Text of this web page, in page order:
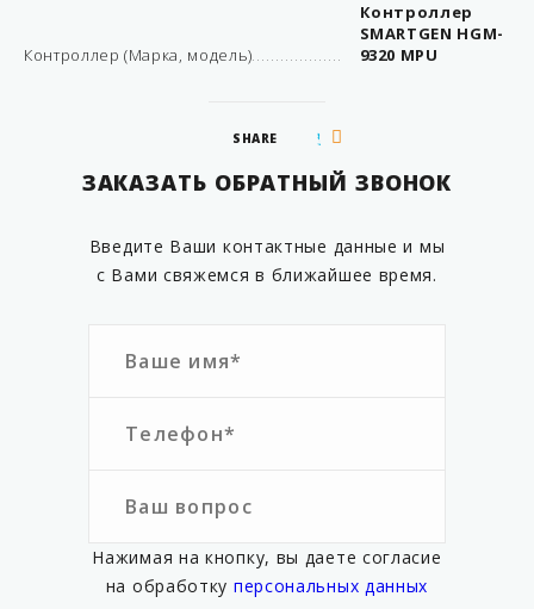
Контроллер (Марка, модель)
Контроллер
SMARTGEN HGM-
9320 MPU
SHARE
ЗАКАЗАТЬ ОБРАТНЫЙ ЗВОНОК
Введите Ваши контактные данные и мы
с Вами свяжемся в ближайшее время.
Нажимая на кнопку, вы даете согласие
на обработку персональных данных